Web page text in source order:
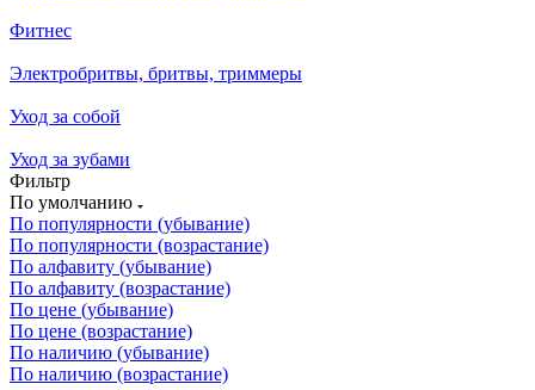
Фитнес
Электробритвы, бритвы, триммеры
Уход за собой
Уход за зубами
Фильтр
По умолчанию
По популярности (убывание)
По популярности (возрастание)
По алфавиту (убывание)
По алфавиту (возрастание)
По цене (убывание)
По цене (возрастание)
По наличию (убывание)
По наличию (возрастание)